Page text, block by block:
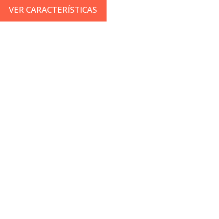
VER CARACTERÍSTICAS